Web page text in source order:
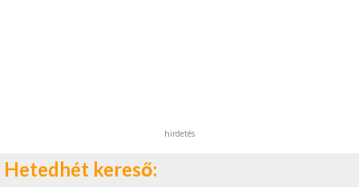
hirdetés
Hetedhét kereső: